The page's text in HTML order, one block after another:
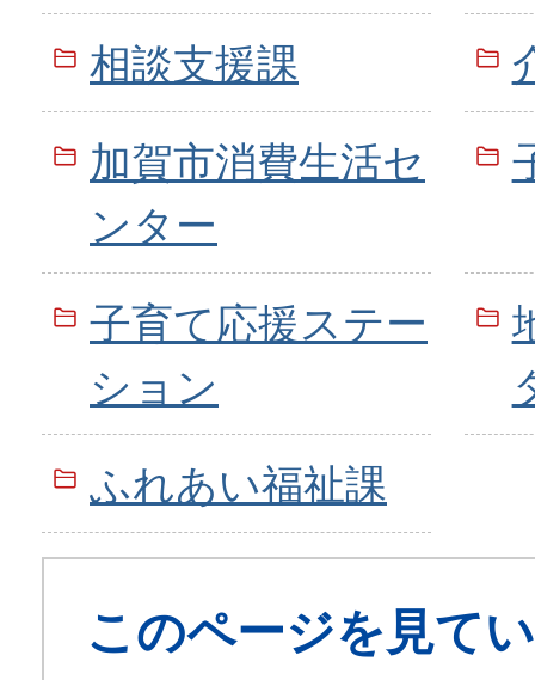
相談支援課
加賀市消費生活セ
ンター
子育て応援ステー
ション
ふれあい福祉課
このページを見て